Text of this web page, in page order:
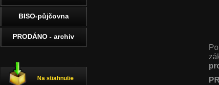
BISO-půjčovna
PRODÁNO - archiv
Na stiahnutie